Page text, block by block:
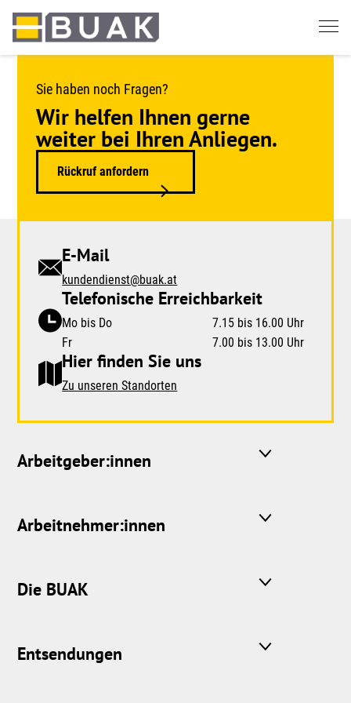
Springe
zum
Sie haben noch Fragen?
Wir helfen Ihnen gerne
weiter bei Ihren Anliegen.
Rückruf anfordern
E-Mail
kundendienst@buak.at
Telefonische Erreichbarkeit
Mo bis Do
7.15 bis 16.00 Uhr
Fr
7.00 bis 13.00 Uhr
Hier finden Sie uns
Zu unseren Standorten
Arbeitgeber:innen
Arbeitnehmer:innen
Die BUAK
Entsendungen